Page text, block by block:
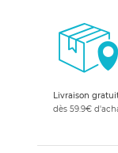
Livraison
dès 59.9€